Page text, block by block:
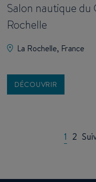
Salon nautique du
Rochelle
La Rochelle, France
DÉCOUVRIR
Current
1 Page
2